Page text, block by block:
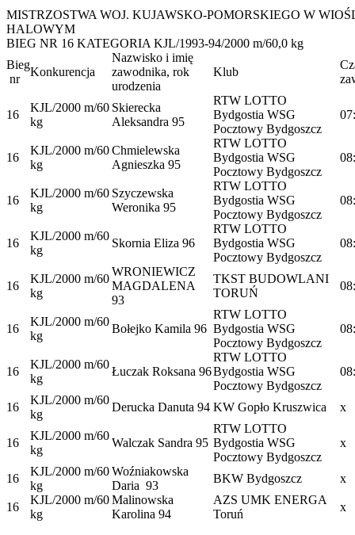
MISTRZOSTWA WOJ. KUJAWSKO-POMORSKIEGO W
HALOWYM
BIEG NR 16 KATEGORIA KJL/1993-94/2000 m/60,0 kg
Bieg
nr
Konkurencja
Nazwisko i imię
zawodnika, rok
urodzenia
Klub
16
KJL/2000 m/60
kg
Skierecka
Aleksandra 95
RTW LOTTO
Bydgostia WSG
Pocztowy Bydgoszcz
16
KJL/2000 m/60
kg
Chmielewska
Agnieszka 95
RTW LOTTO
Bydgostia WSG
Pocztowy Bydgoszcz
16
KJL/2000 m/60
kg
Szyczewska
Weronika 95
RTW LOTTO
Bydgostia WSG
Pocztowy Bydgoszcz
16
KJL/2000 m/60
kg
Skornia Eliza 96
RTW LOTTO
Bydgostia WSG
Pocztowy Bydgoszcz
16
KJL/2000 m/60
kg
WRONIEWICZ
MAGDALENA
93
TKST BUDOWLANI
TORUŃ
16
KJL/2000 m/60
kg
Bołejko Kamila 96
RTW LOTTO
Bydgostia WSG
Pocztowy Bydgoszcz
16
KJL/2000 m/60
kg
Łuczak Roksana 96
RTW LOTTO
Bydgostia WSG
Pocztowy Bydgoszcz
16
KJL/2000 m/60
kg
Derucka Danuta 94 KW Gopło Kruszwica x
16
KJL/2000 m/60
kg
Walczak Sandra 95
RTW LOTTO
Bydgostia WSG
Pocztowy Bydgoszcz
x
16
KJL/2000 m/60
kg
Woźniakowska
Daria 93
BKW Bydgoszcz x
16
KJL/2000 m/60
kg
Malinowska
Karolina 94
AZS UMK ENERGA
Toruń
x